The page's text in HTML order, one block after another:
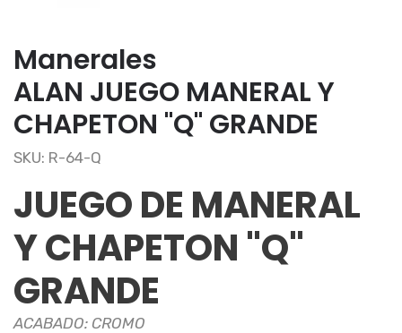
Manerales
ALAN JUEGO MANERAL Y
CHAPETON "Q" GRANDE
SKU: R-64-Q
JUEGO DE MANERAL
Y CHAPETON "Q"
GRANDE
ACABADO: CROMO